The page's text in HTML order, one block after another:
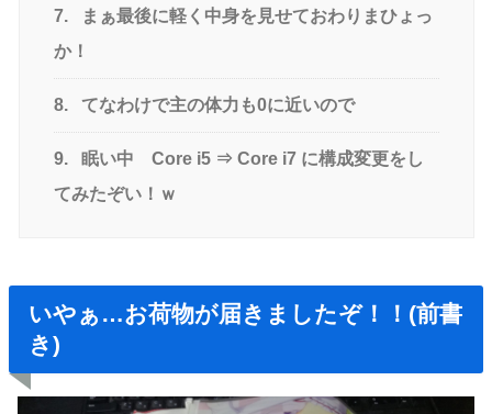
7.
まぁ最後に軽く中身を見せておわりまひょっ
か！
8. てなわけで主の体力も0に近いので
9.
眠い中 Core i5 ⇒ Core i7 に構成変更をし
てみたぞい！ｗ
いやぁ…お荷物が届きましたぞ！！(前書
き)